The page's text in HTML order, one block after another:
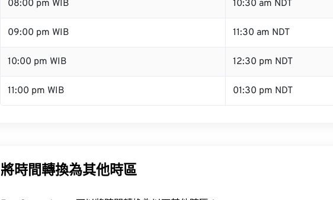
08:00 pm WIB 10:30 am NDT
09:00 pm WIB 11:30 am NDT
10:00 pm WIB 12:30 pm NDT
11:00 pm WIB 01:30 pm NDT
將時間轉換為其他時區